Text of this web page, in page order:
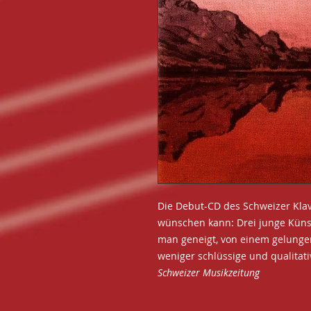
Die Debut-CD des Schweizer
wünschen kann: Drei junge
man geneigt, von einem
weniger schlüssige und
Schweizer Musikzeitung